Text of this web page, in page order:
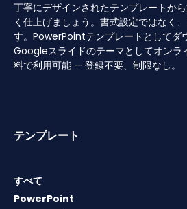
丁寧にデザインされたテンプレートか
く仕上げましょう。書式設定ではなく
す。PowerPointテンプレートとしてダ
Googleスライドのテーマとしてオンラ
料で利用可能 — 登録不要、制限なし。
テンプレート
すべて
PowerPoint